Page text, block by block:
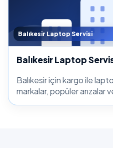
Balıkesir Laptop Servisi
Balıkesir Laptop
Balıkesir için kargo ile
markalar, popüler arızalar